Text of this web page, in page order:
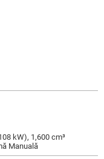
kW), 1,600 cm³
Manuală